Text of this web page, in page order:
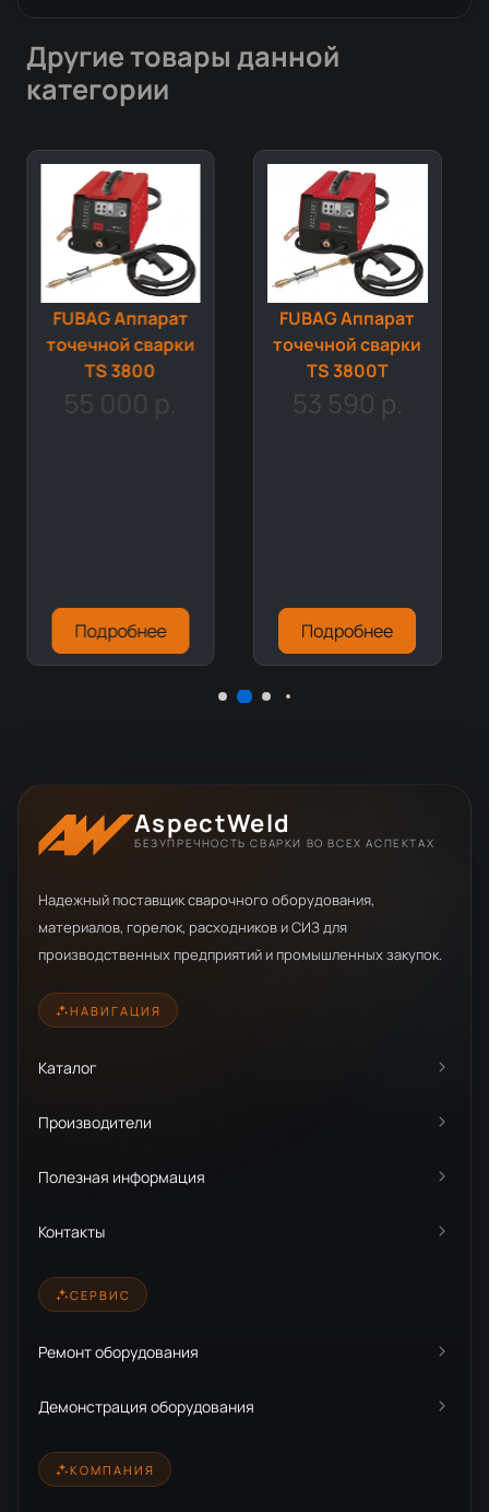
Другие товары данной
категории
FUBAG Аппарат
точечной сварки
TS 3800
55 000 р.
Подробнее
FUBAG Аппарат
точечной сварки
TS 3800T
53 590 р.
Подробнее
AspectWeld
БЕЗУПРЕЧНОСТЬ СВАРКИ ВО ВСЕХ АСПЕКТАХ
Надежный поставщик сварочного оборудования,
материалов, горелок, расходников и СИЗ для
производственных предприятий и промышленных закупок.
НАВИГАЦИЯ
Каталог
Производители
Полезная информация
Контакты
СЕРВИС
Ремонт оборудования
Демонстрация оборудования
КОМПАНИЯ